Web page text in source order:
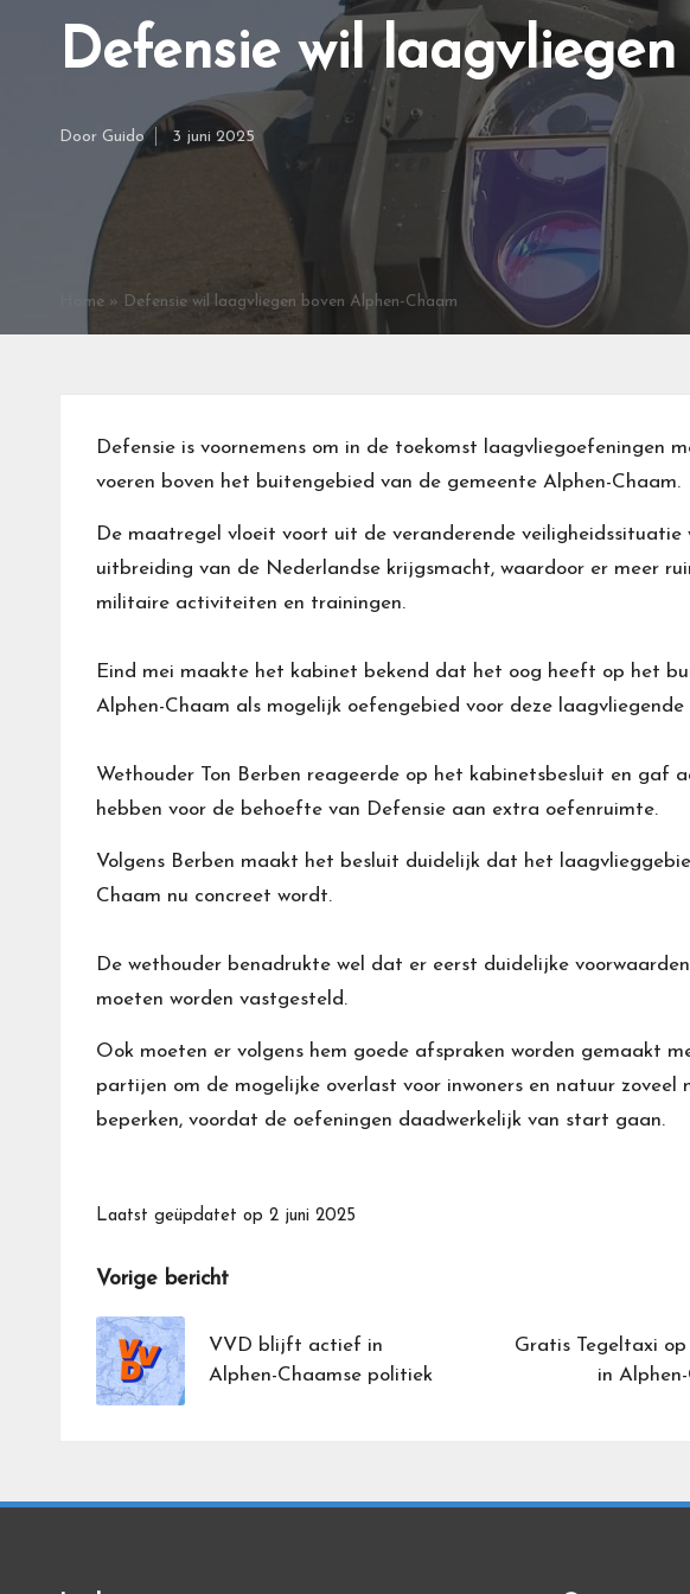
Defensie wil
Door Guido 3 juni 2025
Home » Defensie wil laagvliegen boven Alphen-Chaam
Defensie is voornemens om in de toekomst laagvliegoefeningen
voeren boven het buitengebied van de gemeente Alphen-Chaam.
De maatregel vloeit voort uit de veranderende veiligheidssituatie
uitbreiding van de Nederlandse krijgsmacht, waardoor er meer
militaire activiteiten en trainingen.
Eind mei maakte het kabinet bekend dat het oog heeft op het
Alphen-Chaam als mogelijk oefengebied voor deze laagvliegende
Wethouder Ton Berben reageerde op het kabinetsbesluit en gaf
hebben voor de behoefte van Defensie aan extra oefenruimte.
Volgens Berben maakt het besluit duidelijk dat het
Chaam nu concreet wordt.
De wethouder benadrukte wel dat er eerst duidelijke
moeten worden vastgesteld.
Ook moeten er volgens hem goede afspraken worden gemaakt
partijen om de mogelijke overlast voor inwoners en natuur zoveel
beperken, voordat de oefeningen daadwerkelijk van start gaan.
Laatst geüpdatet op 2 juni 2025
Bericht
navigatie
Vorige bericht
VVD blijft actief in
Alphen-Chaamse politiek
Gratis Tegeltaxi
in